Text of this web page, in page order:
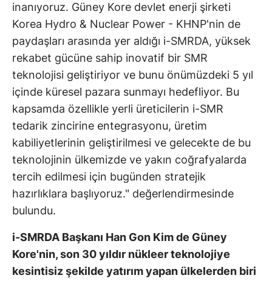
inanıyoruz. Güney Kore devlet enerji şirketi
Korea Hydro & Nuclear Power - KHNP'nin de
paydaşları arasında yer aldığı i-SMRDA, yüksek
rekabet gücüne sahip inovatif bir SMR
teknolojisi geliştiriyor ve bunu önümüzdeki 5 yıl
içinde küresel pazara sunmayı hedefliyor. Bu
kapsamda özellikle yerli üreticilerin i-SMR
tedarik zincirine entegrasyonu, üretim
kabiliyetlerinin geliştirilmesi ve gelecekte de bu
teknolojinin ülkemizde ve yakın coğrafyalarda
tercih edilmesi için bugünden stratejik
hazırlıklara başlıyoruz." değerlendirmesinde
bulundu.
i-SMRDA Başkanı Han Gon Kim de Güney
Kore'nin, son 30 yıldır nükleer teknolojiye
kesintisiz şekilde yatırım yapan ülkelerden biri